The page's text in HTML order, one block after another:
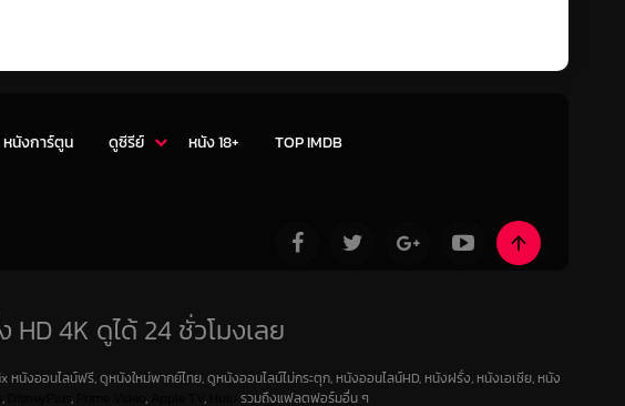
หนังการ์ตูน ดูซีรีย์ หนัง 18+ TOP IMDB
4K ดูได้ 24 ชั่วโมงเลย
งออนไลน์ฟรี, ดูหนังใหม่พากย์ไทย, ดูหนังออนไลน์ไม่กระตุก, หนังออนไลน์HD, หนังฝรั่ง, หนังเอเชีย, หนัง
, , , , รวมถึงแฟลตฟอร์มอื่น ๆ